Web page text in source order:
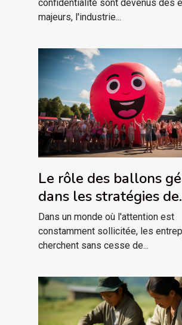
confidentialité sont devenus des
majeurs, l'industrie...
Le rôle des ballons
dans les stratégies de
marketing
Dans un monde où l'attention est
constamment sollicitée, les
cherchent sans cesse de...